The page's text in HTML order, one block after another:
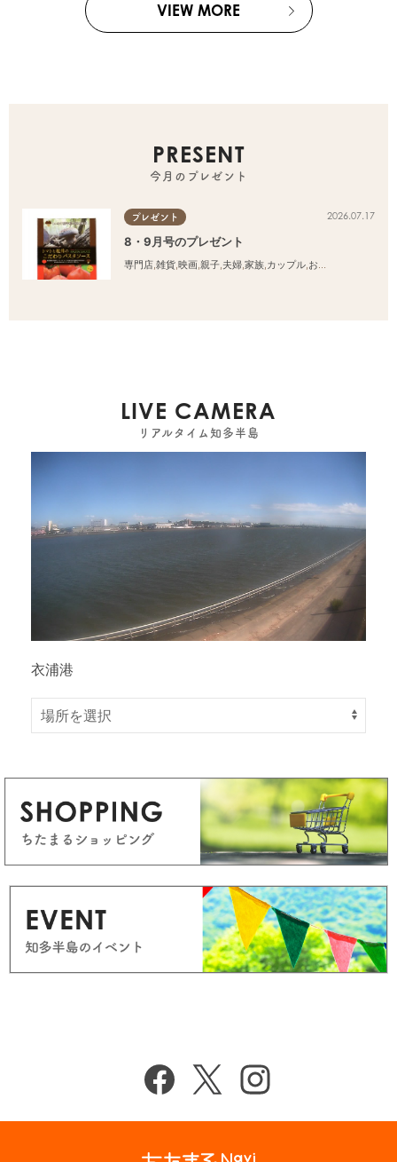
VIEW MORE
PRESENT
今月のプレゼント
プレゼント 2026.07.17
8・9月号のプレゼント
専門店,雑貨,映画,親子,夫婦,家族,カップル,おひとりさま
LIVE CAMERA
リアルタイム知多半島
衣浦港